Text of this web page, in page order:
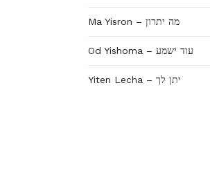
Ma Yisron – מה יתרון
Od Yishoma – עוד ישמע
Yiten Lecha – יתן לך